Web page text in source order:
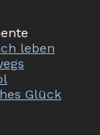
leben
Glück